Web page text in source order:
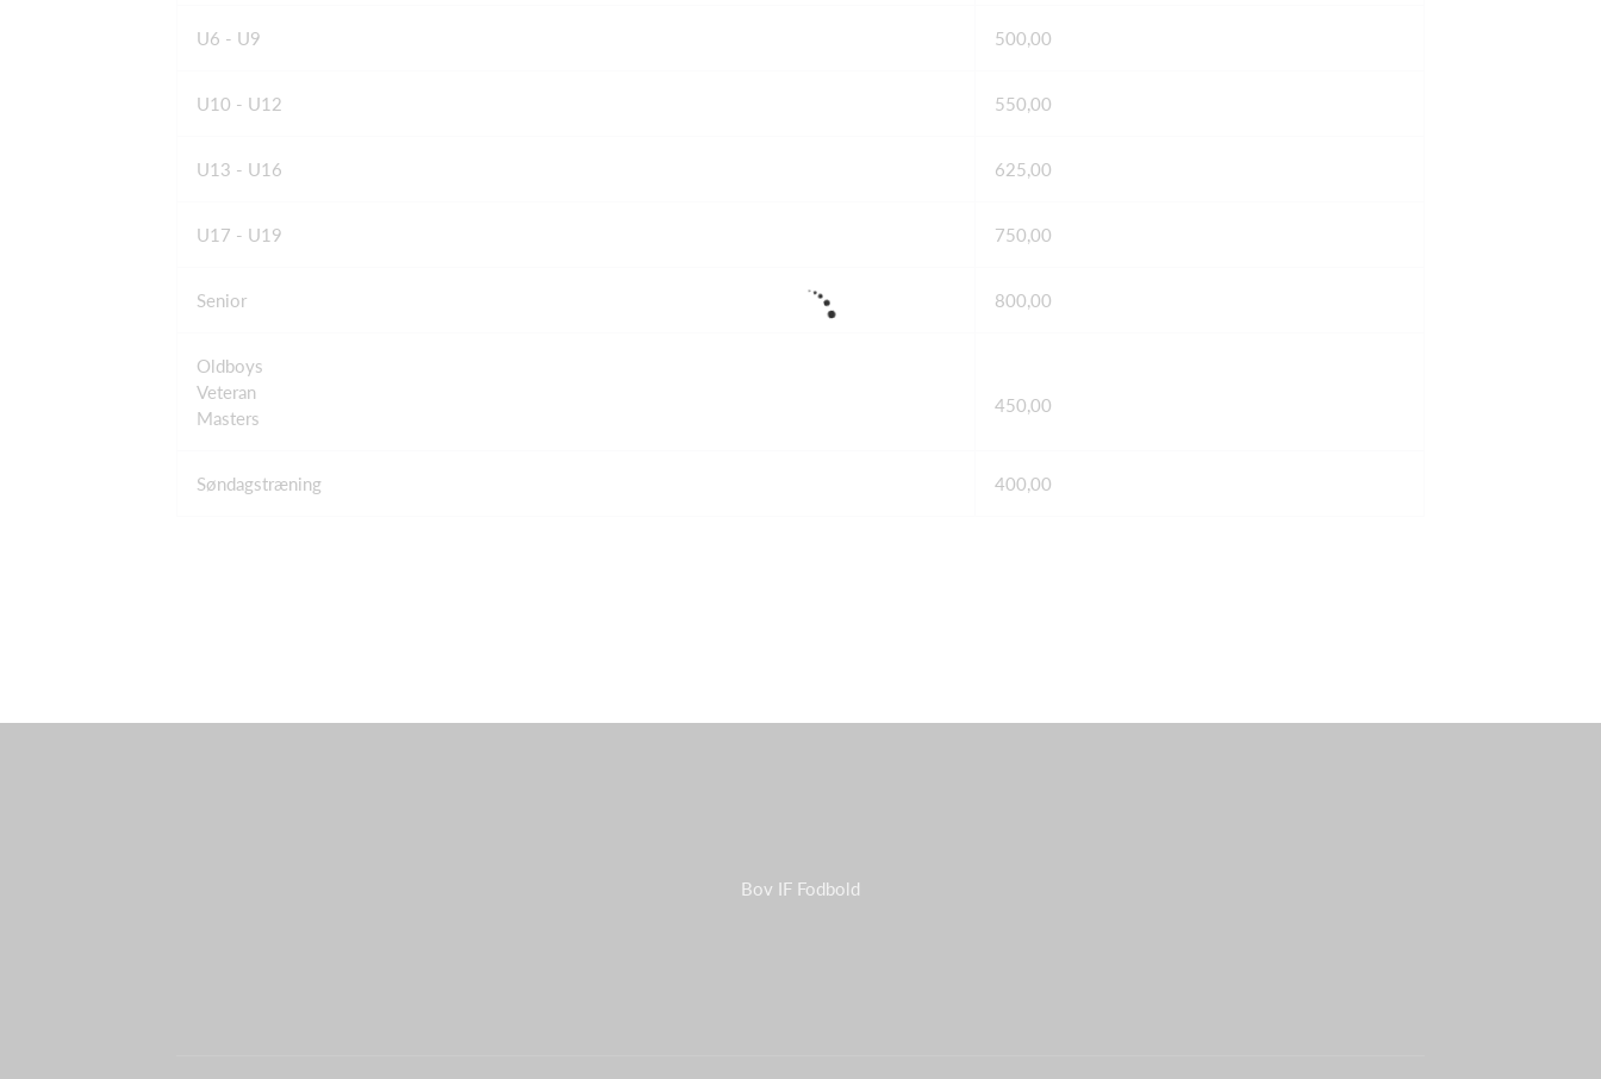
U6 - U9 500,00
U10 - U12 550,00
U13 - U16 625,00
U17 - U19 750,00
Senior 800,00
Oldboys
Veteran
Masters
450,00
Søndagstræning 400,00
Bov IF Fodbold